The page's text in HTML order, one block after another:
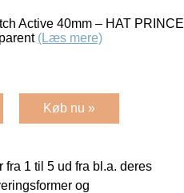
Active 40mm – HAT PRINCE
(Læs mere)
Køb nu »
1 til 5 ud fra bl.a. deres
og